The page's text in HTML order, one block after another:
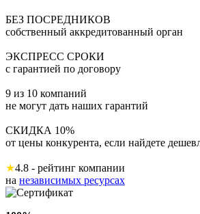
БЕЗ ПОСРЕДНИКОВ
собственный аккредитованный орган
ЭКСПРЕСС СРОКИ
с гарантией по договору
9 из 10 компаний
не могут дать наших гарантий
СКИДКА 10%
от цены конкурента, если найдете
★4.8 - рейтинг компании
на независимых ресурсах